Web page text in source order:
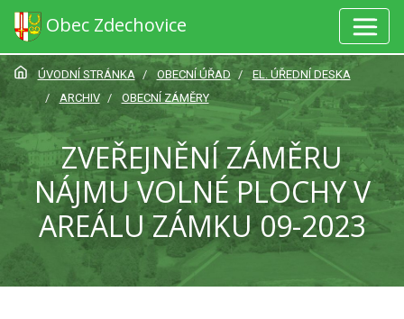
Obec Zdechovice
ÚVODNÍ STRÁNKA OBECNÍ ÚŘAD
EL. ÚŘEDNÍ DESKA
ARCHIV
OBECNÍ ZÁMĚRY
ZVEŘEJNĚNÍ ZÁMĚRU
NÁJMU VOLNÉ PLOCHY V
AREÁLU ZÁMKU 09-2023